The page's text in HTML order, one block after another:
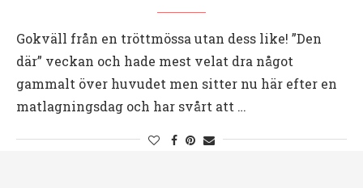
Gokväll från en tröttmössa utan dess like! ”Den
där” veckan och hade mest velat dra något
gammalt över huvudet men sitter nu här efter en
matlagningsdag och har svårt att …